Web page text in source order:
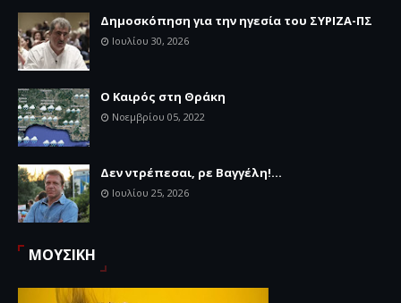
Δημοσκόπηση για την ηγεσία του ΣΥΡΙΖΑ-ΠΣ
Ιουλίου 30, 2026
Ο Καιρός στη Θράκη
Νοεμβρίου 05, 2022
Δεν ντρέπεσαι, ρε Βαγγέλη!...
Ιουλίου 25, 2026
ΜΟΥΣΙΚΗ